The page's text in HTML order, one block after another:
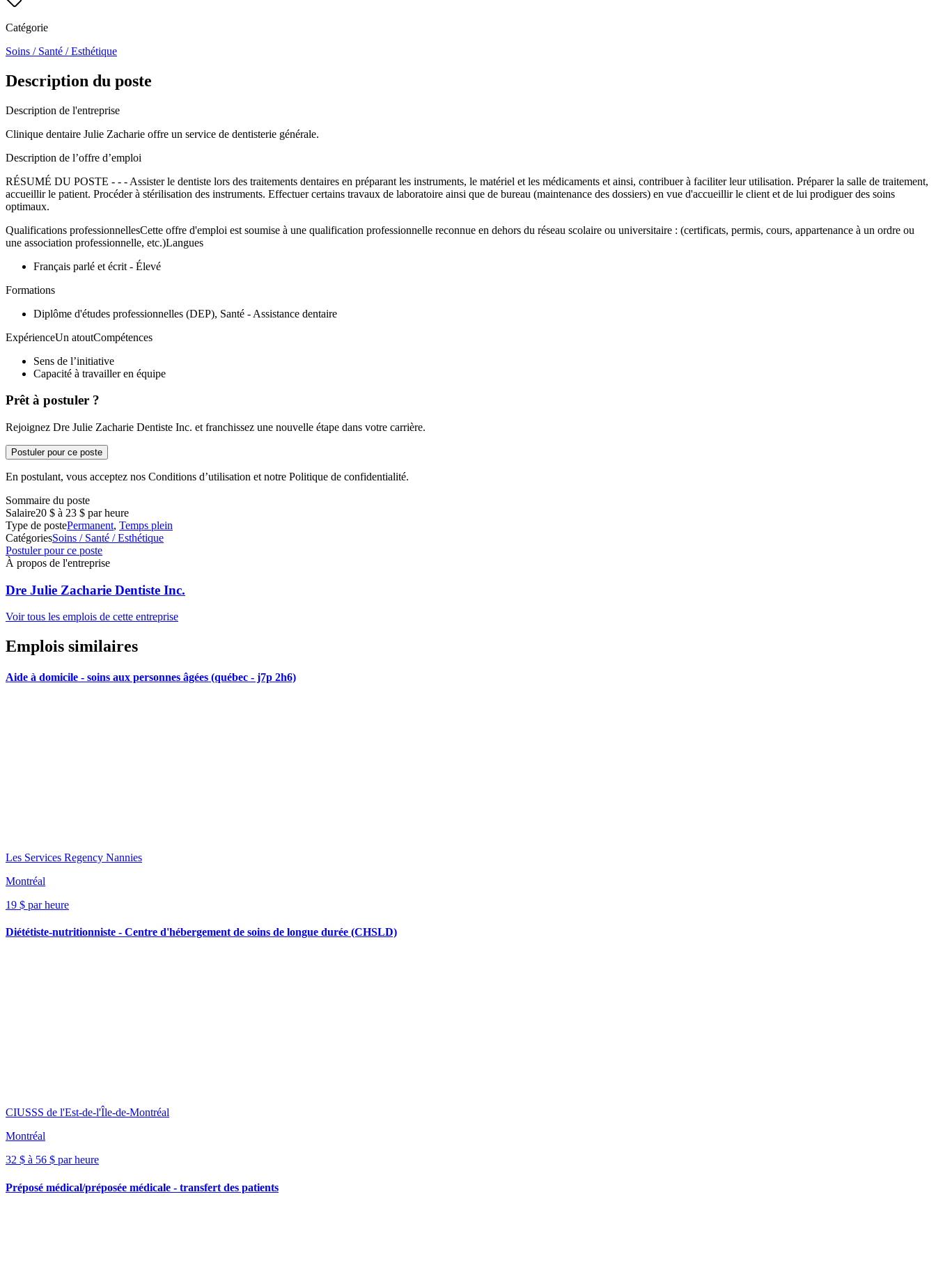
Catégorie
Soins / Santé / Esthétique
Description du poste
Description de l'entreprise
Clinique dentaire Julie Zacharie offre un service de dentisterie générale.
Description de l’offre d’emploi
RÉSUMÉ DU POSTE - - - Assister le dentiste lors des traitements dentaires en préparant les instruments, le matériel et les médicaments et ainsi, contribuer à faciliter leur utilisation. Préparer la salle de traitement,
accueillir le patient. Procéder à stérilisation des instruments. Effectuer certains travaux de laboratoire ainsi que de bureau (maintenance des dossiers) en vue d'accueillir le client et de lui prodiguer des soins
optimaux.
Qualifications professionnellesCette offre d'emploi est soumise à une qualification professionnelle reconnue en dehors du réseau scolaire ou universitaire : (certificats, permis, cours, appartenance à un ordre ou
une association professionnelle, etc.)Langues
Français parlé et écrit - Élevé
Formations
Diplôme d'études professionnelles (DEP), Santé - Assistance dentaire
ExpérienceUn atoutCompétences
Sens de l’initiative
Capacité à travailler en équipe
Prêt à postuler ?
Rejoignez Dre Julie Zacharie Dentiste Inc. et franchissez une nouvelle étape dans votre carrière.
Postuler pour ce poste
En postulant, vous acceptez nos Conditions d’utilisation et notre Politique de confidentialité.
Sommaire du poste
Salaire20 $ à 23 $ par heure
Type de postePermanent, Temps plein
CatégoriesSoins / Santé / Esthétique
Postuler pour ce poste
À propos de l'entreprise
Dre Julie Zacharie Dentiste Inc.
Voir tous les emplois de cette entreprise
Emplois similaires
Aide à domicile - soins aux personnes âgées (québec - j7p 2h6)
Les Services Regency Nannies
Montréal
19 $ par heure
Diététiste-nutritionniste - Centre d'hébergement de soins de longue durée (CHSLD)
CIUSSS de l'Est-de-l'Île-de-Montréal
Montréal
32 $ à 56 $ par heure
Préposé médical/préposée médicale - transfert des patients